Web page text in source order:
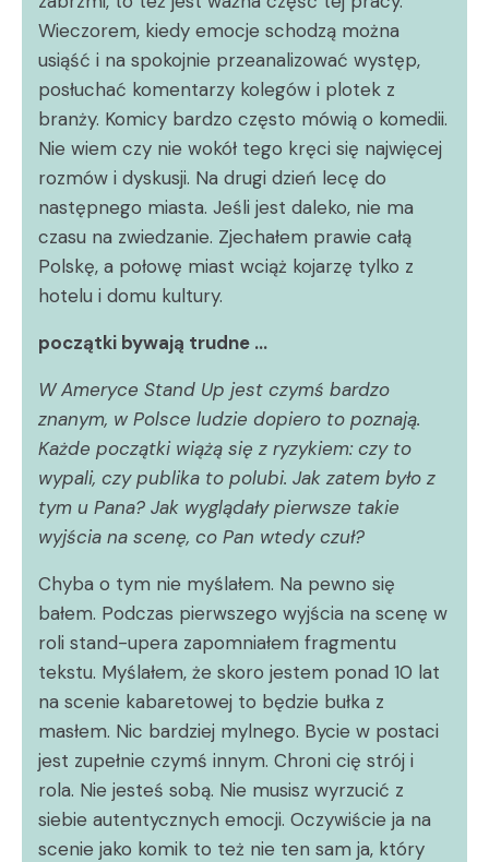
Wieczorem, kiedy emocje schodzą można
usiąść i na spokojnie przeanalizować występ,
posłuchać komentarzy kolegów i plotek z
branży. Komicy bardzo często mówią o komedii.
Nie wiem czy nie wokół tego kręci się najwięcej
rozmów i dyskusji. Na drugi dzień lecę do
następnego miasta. Jeśli jest daleko, nie ma
czasu na zwiedzanie. Zjechałem prawie całą
Polskę, a połowę miast wciąż kojarzę tylko z
hotelu i domu kultury.
początki bywają trudne …
W Ameryce Stand Up jest czymś bardzo
znanym, w Polsce ludzie dopiero to poznają.
Każde początki wiążą się z ryzykiem: czy to
wypali, czy publika to polubi. Jak zatem było z
tym u Pana? Jak wyglądały pierwsze takie
wyjścia na scenę, co Pan wtedy czuł?
Chyba o tym nie myślałem. Na pewno się
bałem. Podczas pierwszego wyjścia na scenę w
roli stand-upera zapomniałem fragmentu
tekstu. Myślałem, że skoro jestem ponad 10 lat
na scenie kabaretowej to będzie bułka z
masłem. Nic bardziej mylnego. Bycie w postaci
jest zupełnie czymś innym. Chroni cię strój i
rola. Nie jesteś sobą. Nie musisz wyrzucić z
siebie autentycznych emocji. Oczywiście ja na
scenie jako komik to też nie ten sam ja, który